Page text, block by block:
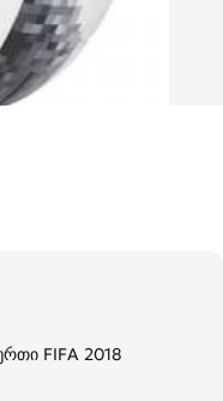
FIFA 2018